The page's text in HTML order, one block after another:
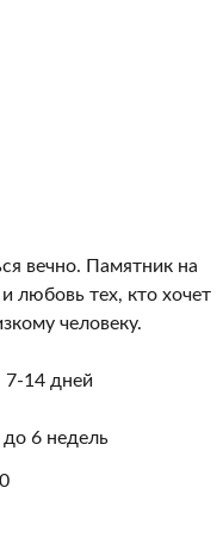
вечно. Памятник на
любовь тех, кто хочет
человеку.
7-14 дней
6 недель